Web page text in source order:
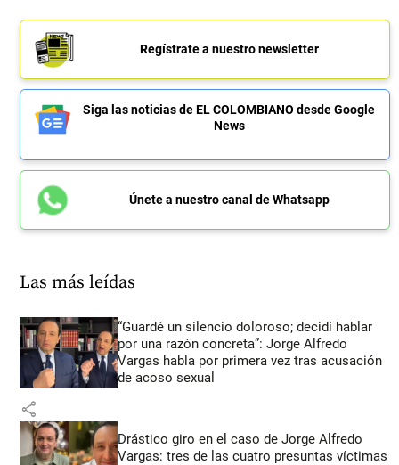
Regístrate a nuestro newsletter
Siga las noticias de EL COLOMBIANO desde Google
News
Únete a nuestro canal de Whatsapp
Las más leídas
“Guardé un silencio doloroso; decidí hablar
por una razón concreta”: Jorge Alfredo
Vargas habla por primera vez tras acusación
de acoso sexual
share
Drástico giro en el caso de Jorge Alfredo
Vargas: tres de las cuatro presuntas víctimas